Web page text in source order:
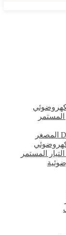
المستمر